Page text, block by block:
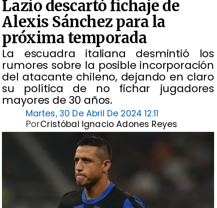
Lazio descartó fichaje de
Alexis Sánchez para la
próxima temporada
La escuadra italiana desmintió los
rumores sobre la posible incorporación
del atacante chileno, dejando en claro
su política de no fichar jugadores
mayores de 30 años.
Martes, 30 De Abril De 2024 12:11
Cristóbal Ignacio Adones Reyes
Por